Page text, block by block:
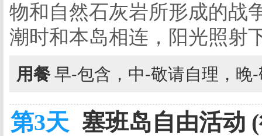
物和自然石灰岩所形成的战
潮时和本岛相连，阳光照射
用餐 早-包含，中-敬请自理，晚
第3天 塞班岛自由活动